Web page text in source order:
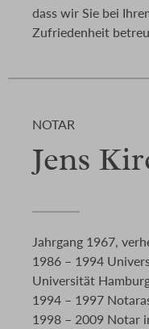
dass wir Sie bei
Zufriedenheit
NOTAR
Jens
Jahrgang 1967,
1986 – 1994
Universität
1994 – 1997
1998 – 2009 Notar